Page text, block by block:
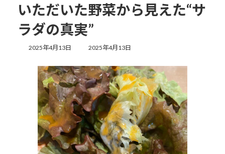
いただいた野菜から見えた“サ
ラダの真実”
2025年4月13日
最
更
日
時
:
2025年4月13日